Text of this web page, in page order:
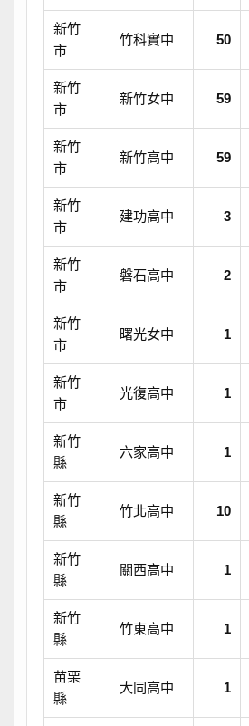
新竹
市
竹科實中 50
新竹
市
新竹女中 59
新竹
市
新竹高中 59
新竹
市
建功高中 3
新竹
市
磐石高中 2
新竹
市
曙光女中 1
新竹
市
光復高中 1
新竹
縣
六家高中 1
新竹
縣
竹北高中 10
新竹
縣
關西高中 1
新竹
縣
竹東高中 1
苗栗
縣
大同高中 1